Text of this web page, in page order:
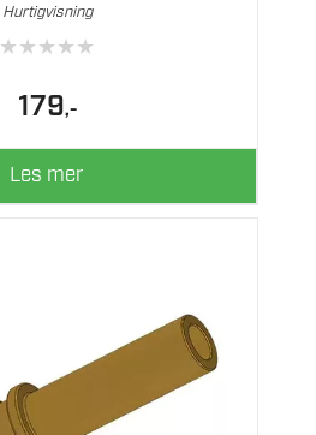
Hurtigvisning
★★★★★
179,-
Les mer